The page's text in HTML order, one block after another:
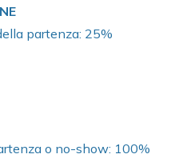
partenza: 25%
o no-show: 100%